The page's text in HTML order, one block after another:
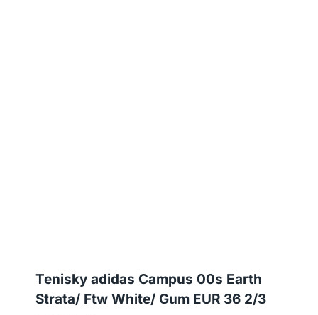
Tenisky adidas Campus 00s Earth
Strata/ Ftw White/ Gum EUR 36 2/3